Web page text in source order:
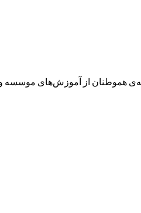
از آموزش‌های موسسه و